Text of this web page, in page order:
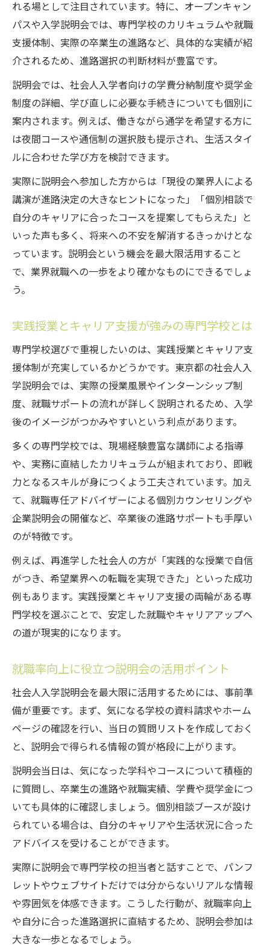
れる場として注目されています。特に、オープンキャン
パスや入学説明会では、専門学校のカリキュラムや就職
支援体制、実際の卒業生の進路など、具体的な実績が紹
介されるため、進路選択の判断材料が豊富です。
説明会では、社会人入学者向けの学費分納制度や奨学金
制度の詳細、学び直しに必要な手続きについても個別に
案内されます。例えば、働きながら通学を希望する方に
は夜間コースや通信制の選択肢も提示され、生活スタイ
ルに合わせた学び方を検討できます。
実際に説明会へ参加した方からは「現役の業界人による
講演が進路決定の大きなヒントになった」「個別相談で
自分のキャリアに合ったコースを提案してもらえた」と
いった声も多く、将来への不安を解消するきっかけとな
っています。説明会という機会を最大限活用すること
で、業界就職への一歩をより確かなものにできるでしょ
う。
実践授業とキャリア支援が強みの専門学校とは
専門学校選びで重視したいのは、実践授業とキャリア支
援体制が充実しているかどうかです。東京都の社会人入
学説明会では、実際の授業風景やインターンシップ制
度、就職サポートの流れが詳しく説明されるため、入学
後のイメージがつかみやすいという利点があります。
多くの専門学校では、現場経験豊富な講師による指導
や、実務に直結したカリキュラムが組まれており、即戦
力となるスキルが身につくよう工夫されています。加え
て、就職専任アドバイザーによる個別カウンセリングや
企業説明会の開催など、卒業後の進路サポートも手厚い
のが特徴です。
例えば、再進学した社会人の方が「実践的な授業で自信
がつき、希望業界への転職を実現できた」といった成功
例もあります。実践授業とキャリア支援の両輪がある専
門学校を選ぶことで、安定した就職やキャリアアップへ
の道が現実的になります。
就職率向上に役立つ説明会の活用ポイント
社会人入学説明会を最大限に活用するためには、事前準
備が重要です。まず、気になる学校の資料請求やホーム
ページの確認を行い、当日の質問リストを作成しておく
と、説明会で得られる情報の質が格段に上がります。
説明会当日は、気になった学科やコースについて積極的
に質問し、卒業生の進路や就職実績、学費や奨学金につ
いても具体的に確認しましょう。個別相談ブースが設け
られている場合は、自分のキャリアや生活状況に合った
アドバイスを受けることができます。
実際に説明会で専門学校の担当者と話すことで、パンフ
レットやウェブサイトだけでは分からないリアルな情報
や雰囲気を体感できます。こうした行動が、就職率向上
や自分に合った進路選択に直結するため、説明会参加は
大きな一歩となるでしょう。